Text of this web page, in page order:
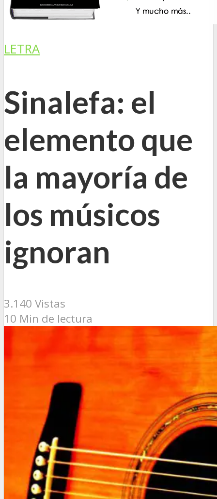
LETRA
Sinalefa: el
elemento que
la mayoría de
los músicos
ignoran
3.140 Vistas
10 Min de lectura